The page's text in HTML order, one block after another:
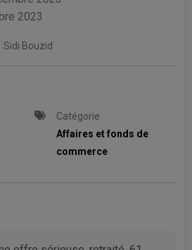
2023
Sidi Bouzid
Catégorie
Affaires et fonds de
commerce